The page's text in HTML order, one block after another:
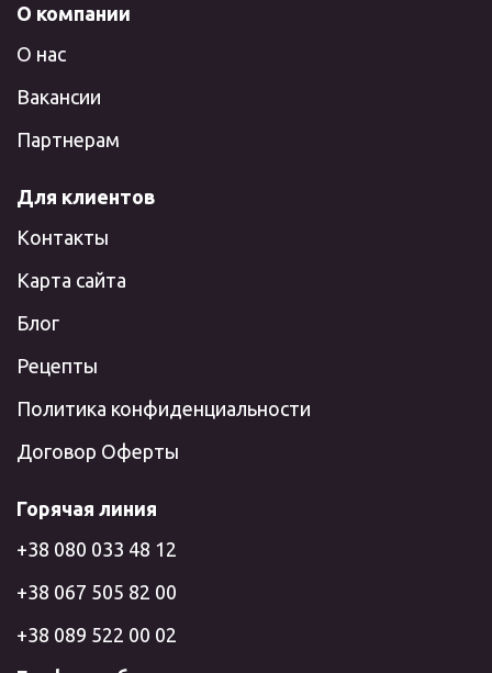
О компании
О нас
Вакансии
Партнерам
Для клиентов
Контакты
Карта сайта
Блог
Рецепты
Политика конфиденциальности
Договор Оферты
Горячая линия
+38 080 033 48 12
+38 067 505 82 00
+38 089 522 00 02